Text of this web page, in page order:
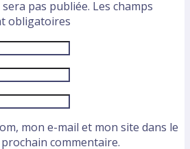
pas publiée. Les champs
obligatoires
mon e-mail et mon site dans le
commentaire.